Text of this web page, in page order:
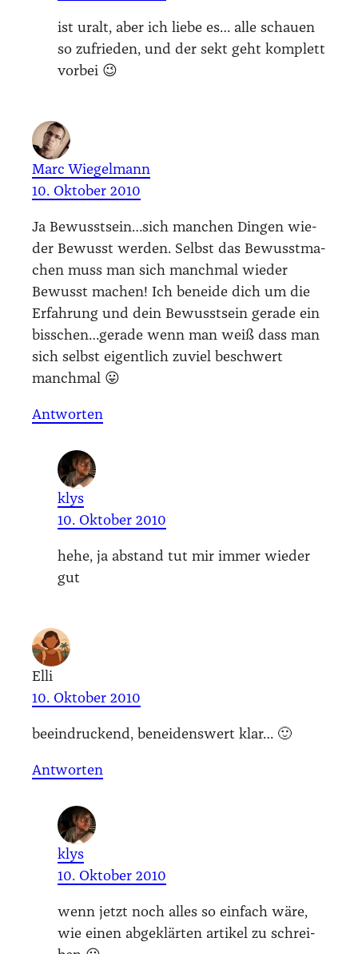
ist uralt, aber ich lie­be es… alle schau­en
so zufrie­den, und der sekt geht kom­plett
vor­bei 😉
Marc Wiegelmann
10. Oktober 2010
Ja Bewusstsein…sich man­chen Din­gen wie­
der Bewusst wer­den. Selbst das Bewusst­ma­
chen muss man sich manch­mal wie­der
Bewusst machen! Ich benei­de dich um die
Erfah­rung und dein Bewusst­sein gera­de ein
bisschen…gerade wenn man weiß dass man
sich selbst eigent­lich zuviel beschwert
manch­mal 😛
Antworten
klys
10. Oktober 2010
hehe, ja abstand tut mir immer wie­der
gut
Elli
10. Oktober 2010
beein­dru­ckend, benei­dens­wert klar… 🙂
Antworten
klys
10. Oktober 2010
wenn jetzt noch alles so ein­fach wäre,
wie einen abge­klär­ten arti­kel zu schrei­